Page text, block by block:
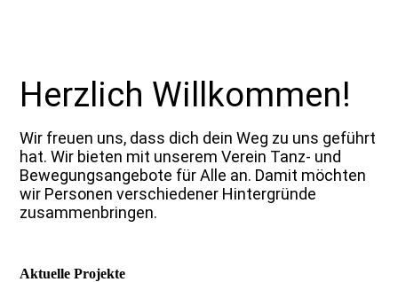
Herzlich Willkommen!
Wir freuen uns, dass dich dein Weg zu uns geführt
hat.Wir bieten mit unserem Verein Tanz- und
Bewegungsangebote für Alle an. Damit möchten
wir Personen verschiedener Hintergründe
zusammenbringen.
Aktuelle Projekte